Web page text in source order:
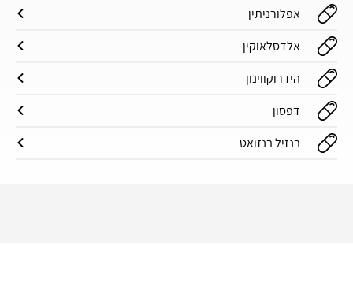
אפלורניתין
אלדסלאוקין
הידרוקווינון
דפסון
בנזיל בנזואט